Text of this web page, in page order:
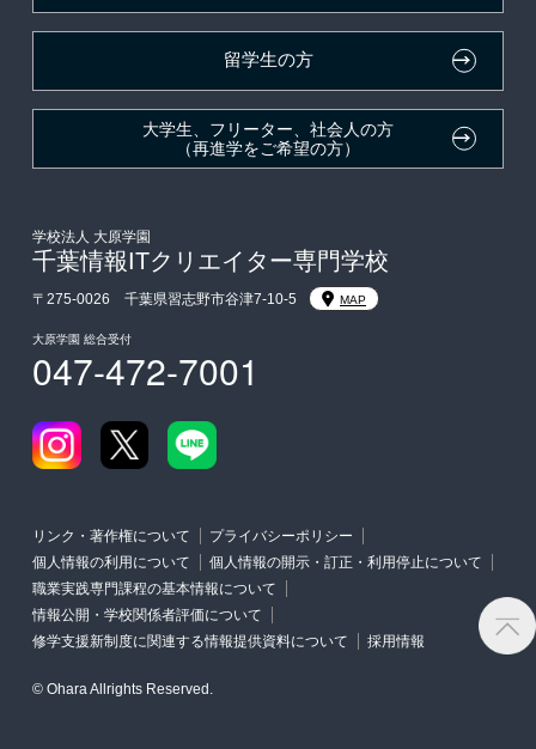
在校生・卒業生紹介推薦入学
大学生・短期大学生特別入学
学費
入学前のお勧め学習システム
大学・短期大学・公務員併願制度
留学生の方
大学生、フリーター、社会人の方
（再進学をご希望の方）
学校法人 大原学園
千葉情報ITクリエイター専門学校
〒275-0026 千葉県習志野市谷津7-10-5 MAP
大原学園 総合受付
047-472-7001
リンク・著作権について
プライバシーポリシー
個人情報の利用について
個人情報の開示・訂正・利用停止について
職業実践専門課程の基本情報について
情報公開・学校関係者評価について
修学支援新制度に関連する情報提供資料について
採用情報
© Ohara Allrights Reserved.